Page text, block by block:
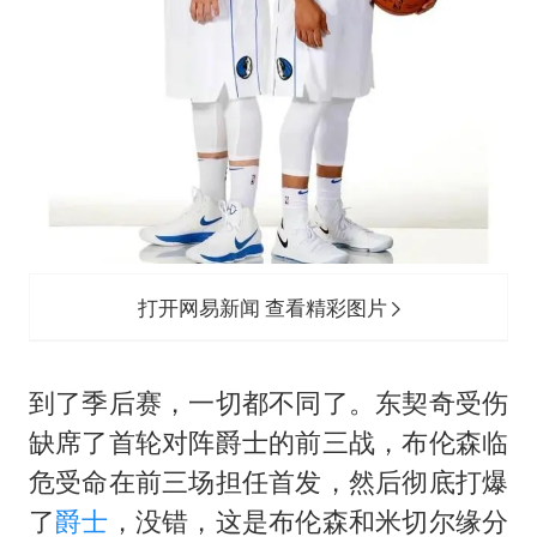
打开网易新闻 查看精彩图片
到了季后赛，一切都不同了。东契奇受伤
缺席了首轮对阵爵士的前三战，布伦森临
危受命在前三场担任首发，然后彻底打爆
了爵士 ，没错，这是布伦森和米切尔缘分